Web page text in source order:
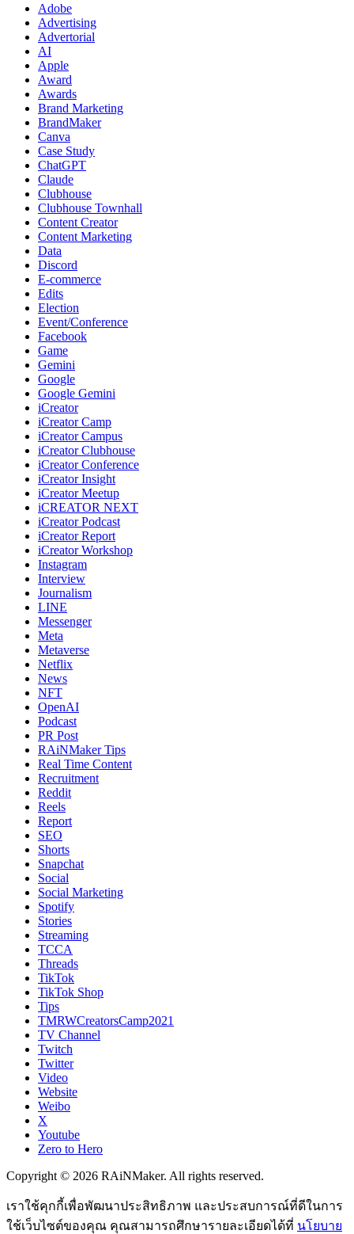
Adobe
Advertising
Advertorial
AI
Apple
Award
Awards
Brand Marketing
BrandMaker
Canva
Case Study
ChatGPT
Claude
Clubhouse
Clubhouse Townhall
Content Creator
Content Marketing
Data
Discord
E-commerce
Edits
Election
Event/Conference
Facebook
Game
Gemini
Google
Google Gemini
iCreator
iCreator Camp
iCreator Campus
iCreator Clubhouse
iCreator Conference
iCreator Insight
iCreator Meetup
iCREATOR NEXT
iCreator Podcast
iCreator Report
iCreator Workshop
Instagram
Interview
Journalism
LINE
Messenger
Meta
Metaverse
Netflix
News
NFT
OpenAI
Podcast
PR Post
RAiNMaker Tips
Real Time Content
Recruitment
Reddit
Reels
Report
SEO
Shorts
Snapchat
Social
Social Marketing
Spotify
Stories
Streaming
TCCA
Threads
TikTok
TikTok Shop
Tips
TMRWCreatorsCamp2021
TV Channel
Twitch
Twitter
Video
Website
Weibo
X
Youtube
Zero to Hero
Copyright © 2026 RAiNMaker. All rights reserved.
เราใช้คุกกี้เพื่อพัฒนาประสิทธิภาพ และประสบการณ์ที่ดีในการ
ใช้เว็บไซต์ของคุณ คุณสามารถศึกษารายละเอียดได้ที่ นโยบาย